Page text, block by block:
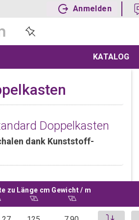
KATALOG
Anmelden
Doppelkasten
dank Kunststoff-
zu
aufsteigend nach
zu Länge cm
Sortiere aufsteigend nach
Länge cm Gewicht / m
Sortiere aufsteigend
Gewicht / m